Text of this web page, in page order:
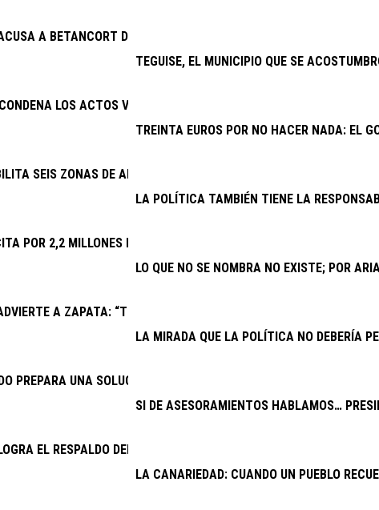
A BETANCORT DE PAGAR 15.500 EUROS A JOSÉ MARÍA
LOS ACTOS VANDÁLICOS CONTRA ESPACIOS PÚBLICOS
SEIS ZONAS DE APARCAMIENTO Y REFUERZA TAXIS Y
POR 2,2 MILLONES LAS MEJORAS DEL CAMPO DE FÚTBOL DE
A ZAPATA: “TRAS UN AÑO DE CONFLICTO
PREPARA UNA SOLUCIÓN PARA EL DRENAJE DE LA CARRETERA
EL RESPALDO DEL CABILDO A UNA VENTANILLA ÚNICA PARA
TEGUISE, EL MUNICIPIO QUE SE
TREINTA EUROS POR NO HACER NADA: EL
LA POLÍTICA TAMBIÉN TIENE LA
LO QUE NO SE NOMBRA NO EXISTE; POR
LA MIRADA QUE LA POLÍTICA NO DEBERÍA
SI DE ASESORAMIENTOS HABLAMOS…
LA CANARIEDAD: CUANDO UN PUEBLO